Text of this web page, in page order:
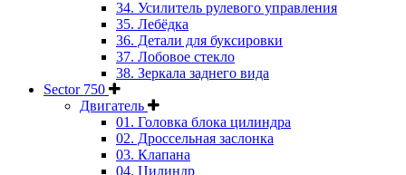
34. Усилитель рулевого управления
35. Лебёдка
36. Детали для буксировки
37. Лобовое стекло
38. Зеркала заднего вида
Sector 750
Двигатель
01. Головка блока цилиндра
02. Дроссельная заслонка
03. Клапана
04. Цилиндр